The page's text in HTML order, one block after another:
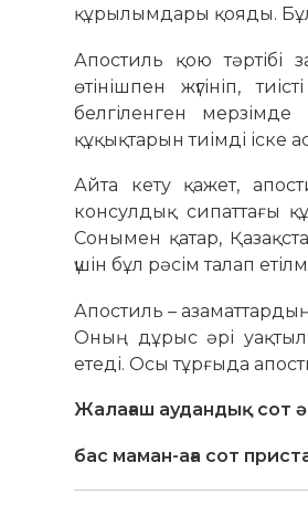
құрылымдары қояды. Бұл
Апостиль қою тәртібі
өтінішпен жүгініп,
белгіленген
құқықтарын тиімді іске
Айта кету қажет,
консулдық сипаттағы
Сонымен қатар,
үшін бұл рәсім талап
Апостиль –
Оның дұрыс әрі
етеді. Осы тұрғыда
Жалағаш аудандық сот
бас маман-аға сот